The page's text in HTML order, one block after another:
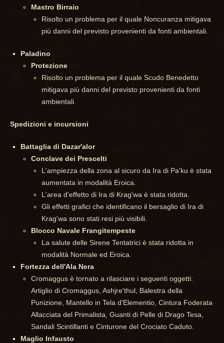
Mastro Birraio
Risolto un problema per il quale Noncuranza mitigava
più danni del previsto provenienti da fonti ambientali.
Paladino
Protezione
Risolto un problema per il quale Scudo Benedetto
mitigava più danni del previsto provenienti da fonti
ambientali.
Spedizioni e incursioni
Battaglia di Dazar'alor
Conclave dei Prescelti
L'ampiezza della zona al sicuro da Ira di Pa'ku è stata
aumentata in modalità Eroica.
L'area d'effetto di Ira di Krag'wa è stata ridotta.
Gli effetti grafici che identificano il bersaglio di Ira di
Krag'wa sono stati resi più visibili.
Blocco Navale Frangitempeste
La salute delle Sirene Tentatrici è stata ridotta in
modalità Normale ed Eroica.
Fortezza dell'Ala Nera
Cromaggus è tornato a rilasciare i seguenti oggetti:
Artiglio di Cromaggus, Ashjre'thul, Balestra della
Punizione, Mantello in Tela d'Elementio, Cintura Foderata
Allacciata del Primalista, Guanti di Pelle di Drago Tesa,
Sandali Scintillanti e Cinturone del Crociato Caduto.
Maglio Infausto